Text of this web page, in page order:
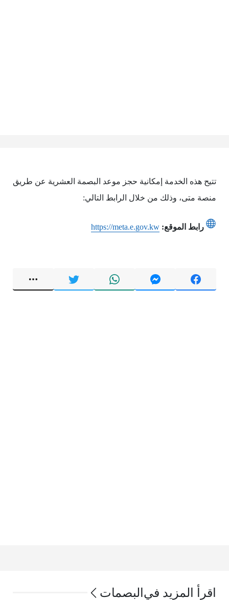
تتيح هذه الخدمة إمكانية حجز موعد البصمة العشرية عن طريق
منصة متى، وذلك من خلال الرابط التالي:
رابط الموقع: https://meta.e.gov.kw
اقرأ المزيد في البصمات